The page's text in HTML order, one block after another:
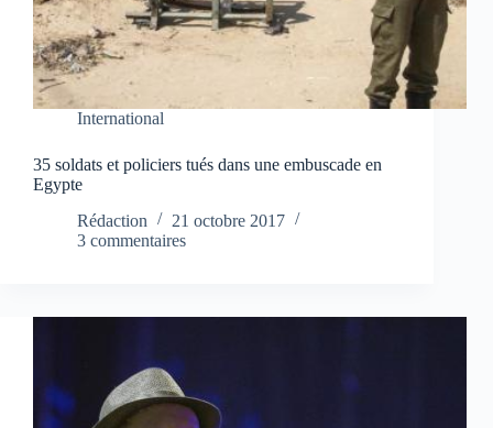
International
35 soldats et policiers tués dans une embuscade en
Egypte
Rédaction
21 octobre 2017
3 commentaires